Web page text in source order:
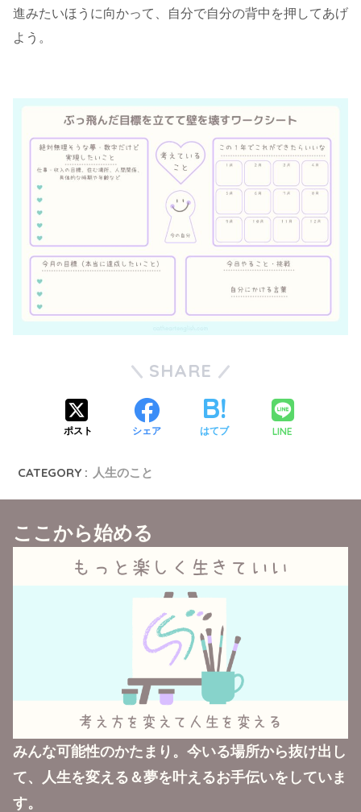
進みたいほうに向かって、自分で自分の背中を押してあげ
よう。
SHARE
ポスト シェア はてブ LINE
CATEGORY : 人生のこと
ここから始める
みんな可能性のかたまり。今いる場所から抜け出し
て、人生を変える＆夢を叶えるお手伝いをしていま
す。